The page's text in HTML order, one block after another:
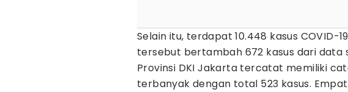
Selain itu, terdapat 10.448 kasus COVID-
tersebut bertambah 672 kasus dari data
Provinsi DKI Jakarta tercatat memiliki
terbanyak dengan total 523 kasus.